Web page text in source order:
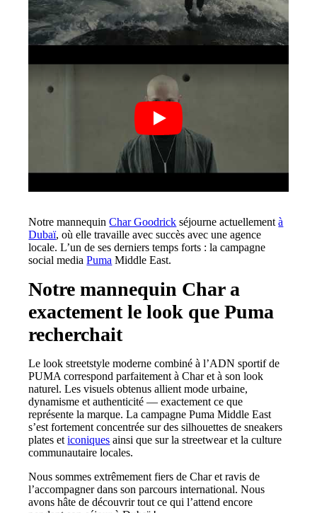
Notre mannequinChar Goodrick séjourne actuellementà
Dubaï, où elle travaille avec succès avec une agence
locale. L’un de ses derniers temps forts : la campagne
social mediaPuma Middle East.
Notre mannequin Char a
exactement le look que Puma
recherchait
Le look streetstyle moderne combiné à l’ADN sportif de
PUMA correspond parfaitement à Char et à son look
naturel. Les visuels obtenus allient mode urbaine,
dynamisme et authenticité — exactement ce que
représente la marque. La campagne Puma Middle East
s’est fortement concentrée sur des silhouettes de sneakers
plates eticoniques ainsi que sur la streetwear et la culture
communautaire locales.
Nous sommes extrêmement fiers de Char et ravis de
l’accompagner dans son parcours international. Nous
avons hâte de découvrir tout ce qui l’attend encore